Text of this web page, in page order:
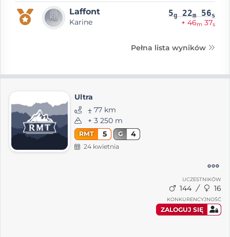
Laffont
Karine
5g 22m 56s
+ 46m 37s
Pełna lista wyników
Ultra
⨦ 77 km
+ 3 250 m
RMT 5 G 4
24 kwietnia
UCZESTNIKÓW
144 16
KONKURENCYJNOŚĆ
ZALOGUJ SIĘ